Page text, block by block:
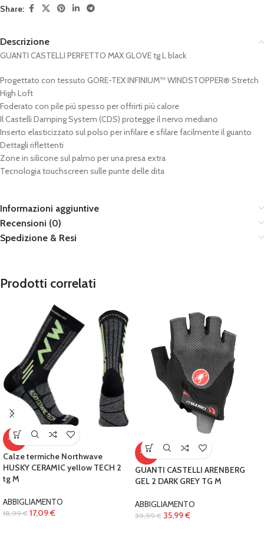
Share:
Descrizione
GUANTI CASTELLI PERFETTO MAX GLOVE tg L black
Progettato con tessuto GORE-TEX INFINIUM™ WINDSTOPPER® Stretch
High Loft
Foderato con pile più spesso per offrirti più calore
Il Castelli Damping System (CDS) protegge il nervo mediano
Inserto elasticizzato sul polso per infilare e sfilare facilmente il guanto
Dettagli riflettenti
Zone in silicone sul palmo per una presa extra
Tecnologia touchscreen sulle punte delle dita
Informazioni aggiuntive
Recensioni (0)
Spedizione & Resi
Prodotti correlati
-10%
Calze termiche Northwave
HUSKY CERAMIC yellow TECH 2
tg M
ABBIGLIAMENTO
18,99€ 17,09€
-10%
GUANTI CASTELLI ARENBERG
GEL 2 DARK GREY TG M
ABBIGLIAMENTO
39,99€ 35,99€